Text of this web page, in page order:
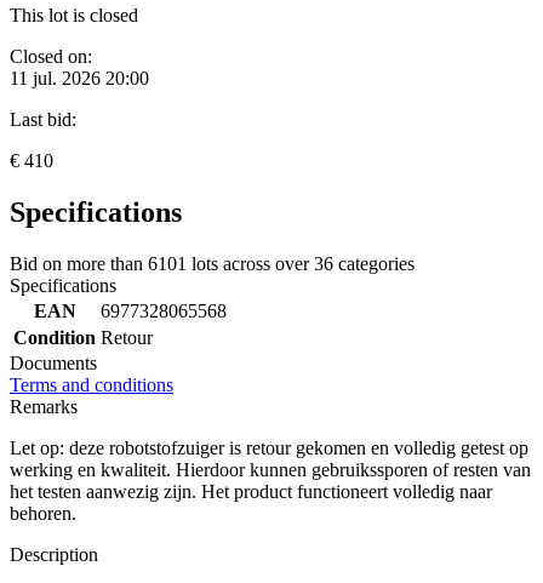
This lot is closed
Closed on:
11 jul. 2026 20:00
Last bid:
€ 410
Specifications
Bid on more than 6101 lots across over36 categories
Specifications
EAN
6977328065568
Condition Retour
Documents
Terms and conditions
Remarks
Let op: deze robotstofzuiger is retour gekomen en volledig getest op
werking en kwaliteit. Hierdoor kunnen gebruikssporen of resten van
het testen aanwezig zijn. Het product functioneert volledig naar
behoren.
Description